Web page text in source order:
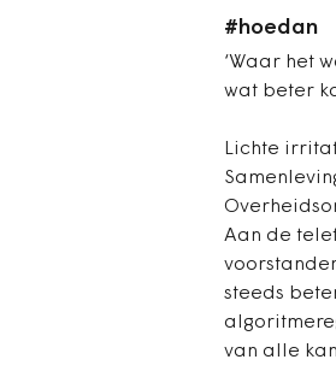
#hoedan
‘Waar het
wat beter
Lichte
Aan de
steeds
van alle